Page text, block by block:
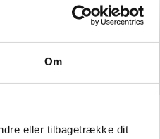
Om
eller tilbagetrække dit